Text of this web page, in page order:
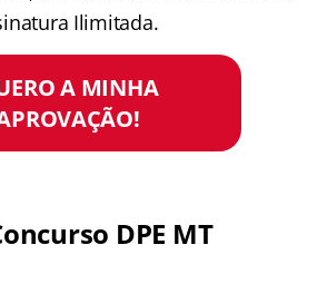
Ilimitada.
A MINHA
DPE MT